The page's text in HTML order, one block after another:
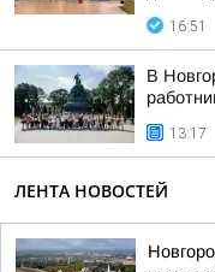
16:51
В
13:17
ЛЕНТА НОВОСТЕЙ